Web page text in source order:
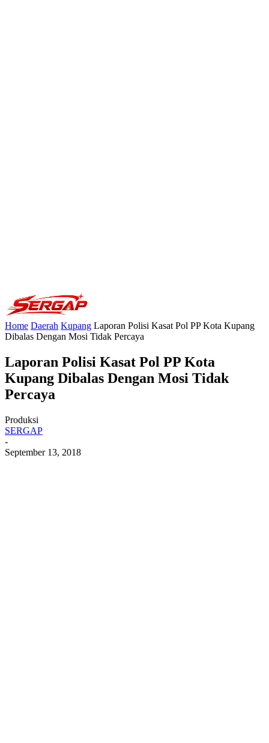
Home Daerah Kupang Laporan Polisi Kasat Pol PP Kota Kupang
Dibalas Dengan Mosi Tidak Percaya
Laporan Polisi Kasat Pol PP Kota
Kupang Dibalas Dengan Mosi Tidak
Percaya
Produksi
SERGAP
-
September 13, 2018